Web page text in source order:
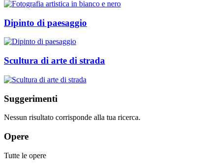
Dipinto di paesaggio
Scultura di arte di strada
Suggerimenti
Nessun risultato corrisponde alla tua ricerca.
Opere
Tutte le opere